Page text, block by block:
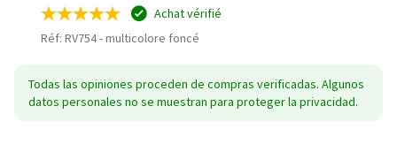
Achat vérifié
Réf: RV754-multicolore foncé
Todas las opiniones proceden de compras verificadas. Algunos
datos personales no se muestran para proteger la privacidad.